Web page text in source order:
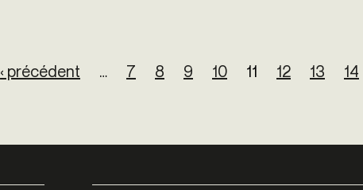
‹ précédent … 7 8 9 10 11 12 13 14